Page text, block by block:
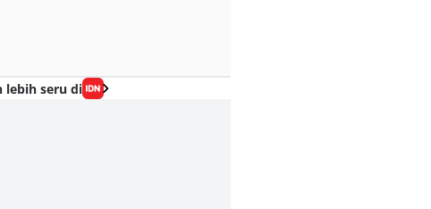
lebih seru di